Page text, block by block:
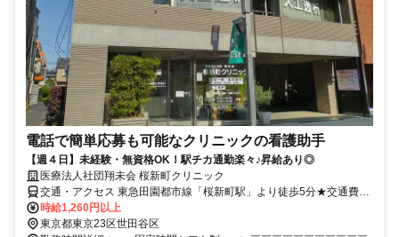
電話で簡単応募も可能なクリニックの看護助手
【週４日】未経験・無資格OK！駅チカ通勤楽々♪昇給あり◎
医療法人社団翔未会 桜新町クリニック
交通・アクセス 東急田園都市線「桜新町駅」より徒歩5分★交通費規
定支給
時給1,260円以上
東京都東京23区世田谷区